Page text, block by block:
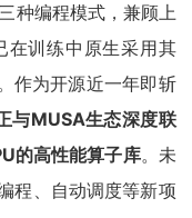
种编程模式，兼顾上
在训练中原生采用其
作为开源近一年即斩
与MUSA生态深度联
的高性能算子库。未
程、自动调度等新项